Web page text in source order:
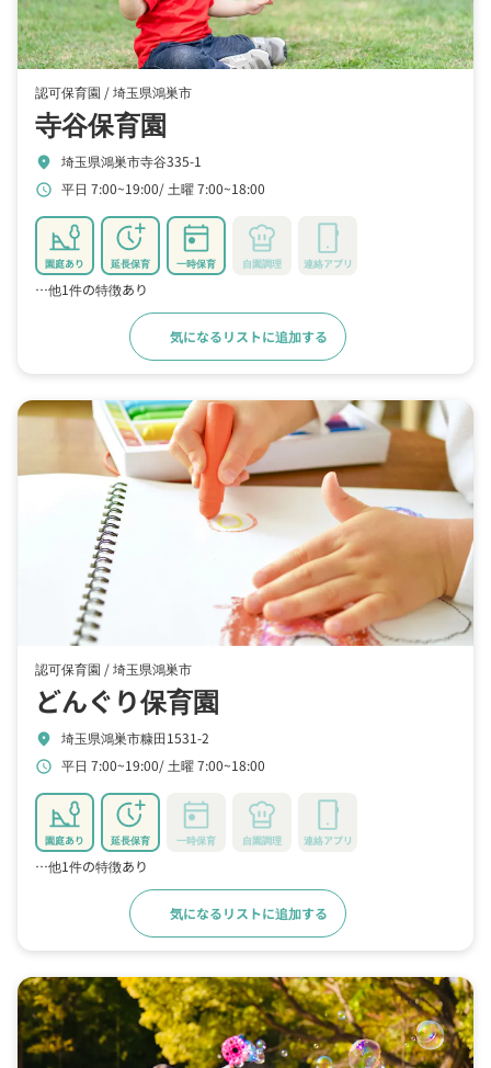
認可保育園 /埼玉県鴻巣市
寺谷保育園
location_on 埼玉県鴻巣市寺谷335-1
schedule 平日 7:00~19:00 土曜 7:00~18:00
園庭あり 延長保育 一時保育 自園調理 連絡アプリ
…他1件の特徴あり
気になるリストに追加する
認可保育園 /埼玉県鴻巣市
どんぐり保育園
location_on 埼玉県鴻巣市糠田1531-2
schedule 平日 7:00~19:00 土曜 7:00~18:00
園庭あり 延長保育 一時保育 自園調理 連絡アプリ
…他1件の特徴あり
気になるリストに追加する